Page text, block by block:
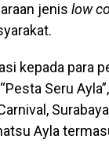
jenis low
kepada para
Seru
Ayla